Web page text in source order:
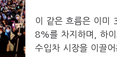
이 같은 흐름은 이미
8%를 차지하며, 하
수입차 시장을 이끌